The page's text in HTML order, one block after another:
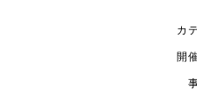
カ
開